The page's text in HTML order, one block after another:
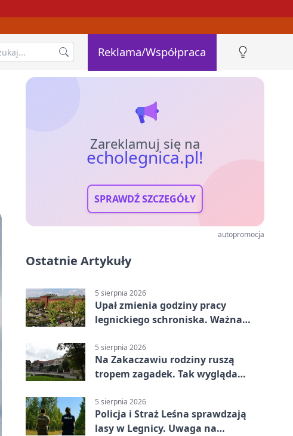
Reklama/Współpraca
Zareklamuj się na
echolegnica.pl!
SPRAWDŹ SZCZEGÓŁY
autopromocja
Ostatnie Artykuły
5 sierpnia 2026
Upał zmienia godziny pracy
legnickiego schroniska. Ważna
5 sierpnia 2026
Na Zakaczawiu rodziny ruszą
tropem zagadek. Tak wygląda
5 sierpnia 2026
Policja i Straż Leśna sprawdzają
lasy w Legnicy. Uwaga na